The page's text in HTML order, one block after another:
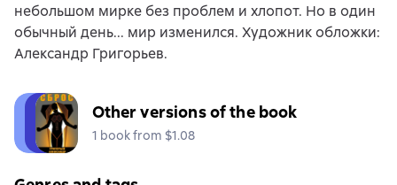
небольшом мирке без проблем и хлопот. Но в один
обычный день... мир изменился. Художник обложки:
Александр Григорьев.
Other versions of the book
1 book from $1.08